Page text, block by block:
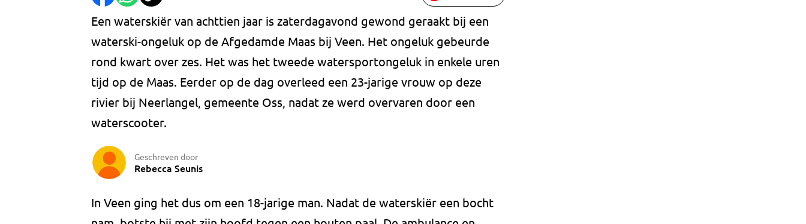
Een waterskiër van achttien jaar is zaterdagavond gewond geraakt bij een
waterski-ongeluk op de Afgedamde Maas bij Veen. Het ongeluk gebeurde
rond kwart over zes. Het was het tweede watersportongeluk in enkele uren
tijd op de Maas. Eerder op de dag overleed een 23-jarige vrouw op deze
rivier bij Neerlangel, gemeente Oss, nadat ze werd overvaren door een
waterscooter.
Geschreven door
Rebecca Seunis
In Veen ging het dus om een 18-jarige man. Nadat de waterskiër een bocht